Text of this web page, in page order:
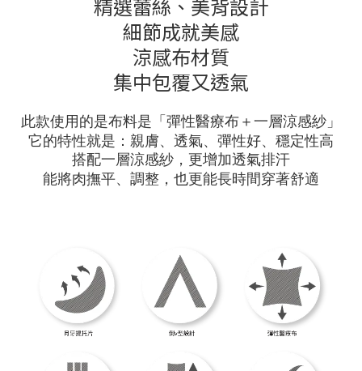
精選蕾絲、美背設計
細節成就美感
涼感布材質
集中包覆又透氣
此款使用的是布料是「彈性醫療布＋一層涼感紗」
它的特性就是：親膚、透氣、彈性好、穩定性高
搭配一層涼感紗，更增加透氣排汗
能將肉撫平、調整，也更能長時間穿著舒適